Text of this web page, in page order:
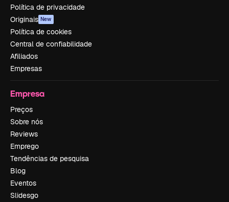
Política de privacidade
Originais New
Política de cookies
Central de confiabilidade
Afiliados
Empresas
Empresa
Preços
Sobre nós
Reviews
Emprego
Tendências de pesquisa
Blog
Eventos
Slidesgo